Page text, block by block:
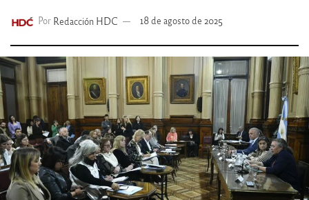
Por Redacción HDC 18 de agosto de 2025